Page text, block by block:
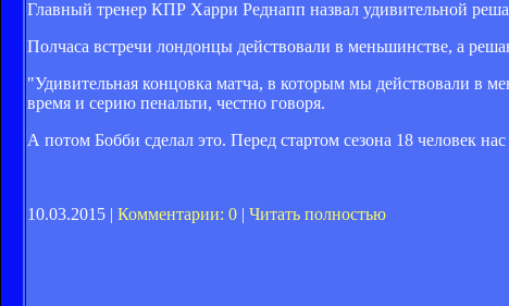
Главный тренер КПР Харри Реднапп назвал удивительной
Полчаса встречи лондонцы действовали в меньшинстве, а
"Удивительная концовка матча, в которым мы действовали в
время и серию пенальти, честно говоря.
А потом Бобби сделал это. Перед стартом сезона 18 человек
10.03.2015 | Комментарии: 0 | Читать полностью